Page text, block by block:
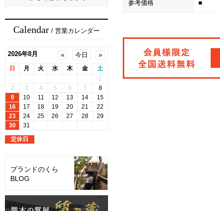
Calendar / 営業カレンダー
ブランドのくら
BLOG
参考価格 ■